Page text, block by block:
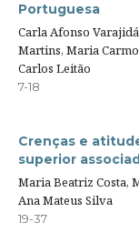
Portuguesa
Carla Afonso
Martins, Maria Carmo
Carlos Leitão
7-18
Crenças e
superior
Maria Beatriz Costa,
Ana Mateus Silva
19-37